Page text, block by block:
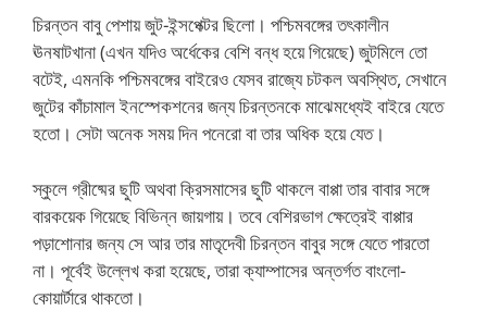
চিরন্তন বাবু পেশায় জুট-ইন্সপেক্টর ছিলো। পশ্চিমবঙ্গের তৎকালীন
ঊনষাটখানা (এখন যদিও অর্ধেকের বেশি বন্ধ হয়ে গিয়েছে) জুটমিলে তো
বটেই, এমনকি পশ্চিমবঙ্গের বাইরেও যেসব রাজ্যে চটকল অবস্থিত, সেখানে
জুটের কাঁচামাল ইনস্পেকশনের জন্য চিরন্তনকে মাঝেমধ্যেই বাইরে যেতে
হতো। সেটা অনেক সময় দিন পনেরো বা তার অধিক হয়ে যেত।
স্কুলে গ্রীষ্মের ছুটি অথবা ক্রিসমাসের ছুটি থাকলে বাপ্পা তার বাবার সঙ্গে
বারকয়েক গিয়েছে বিভিন্ন জায়গায়। তবে বেশিরভাগ ক্ষেত্রেই বাপ্পার
পড়াশোনার জন্য সে আর তার মাতৃদেবী চিরন্তন বাবুর সঙ্গে যেতে পারতো
না। পূর্বেই উল্লেখ করা হয়েছে, তারা ক্যাম্পাসের অন্তর্গত বাংলো-
কোয়ার্টারে থাকতো।